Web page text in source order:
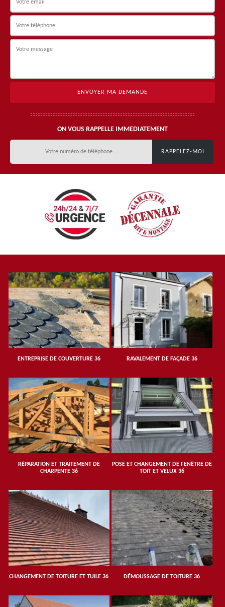
ON VOUS RAPPELLE IMMEDIATEMENT
ENTREPRISE DE COUVERTURE 36 RAVALEMENT DE FAÇADE 36
RÉPARATION ET TRAITEMENT DE
CHARPENTE 36
POSE ET CHANGEMENT DE FENÊTRE DE
TOIT ET VELUX 36
CHANGEMENT DE TOITURE ET TUILE 36 DÉMOUSSAGE DE TOITURE 36